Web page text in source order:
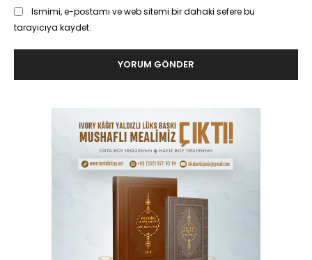
Ismimi, e-postamı ve web sitemi bir dahaki sefere bu
tarayıcıya kaydet.